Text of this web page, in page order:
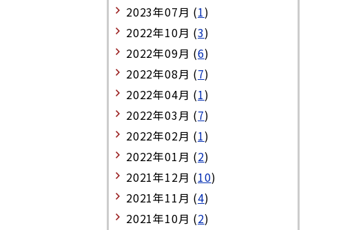
2023年07月 (1)
2022年10月 (3)
2022年09月 (6)
2022年08月 (7)
2022年04月 (1)
2022年03月 (7)
2022年02月 (1)
2022年01月 (2)
2021年12月 (10)
2021年11月 (4)
2021年10月 (2)